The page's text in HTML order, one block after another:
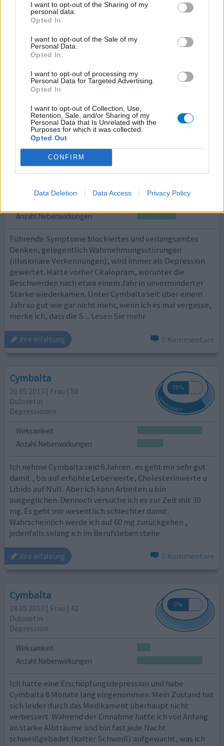
I want to opt-out of the Sharing of my
personal data.
Opted In
I want to opt-out of the Sale of my
Personal Data.
Opted In
I want to opt-out of processing my
Personal Data for Targeted Advertising.
Opted In
I want to opt-out of Collection, Use,
Retention, Sale, and/or Sharing of my
Personal Data that Is Unrelated with the
Purposes for which it was collected.
Opted Out
CONFIRM
Data Deletion Data Access Privacy Policy
Gegen Depression , nach Mirtazipin , Fluoxetin,
Venlafaxin und Elontril nun Cymbalta. Eigentlich waren
Mirtazipin hatte ich morgens arge Probleme und nahm
schnell zu. Venlafaxin trieb mich morgens schneller hoch
Schwitzen , ebenso bei Elontril. Cymbalta etwas weniger
... Lesen Sie mehr
ihre erfahrung 0 Kommentare
Cymbalta
04.07.2013 | Frau | 32
Duloxetin
Anzahl Nebenwirkungen
Führende Symptome blockiertes und verlangsamtes
Denken, gelegentlich Wahrnehmungsstörungen
(illusionäre Verkennungen), wird immer als Depression
gewertet. Hatte vorher Citalopram, worunter die
Beschwerden nach etwa einem Jahr in unverminderter
Stärke wiederkamen. Unter Cymbalta seit über einem
Jahr so gut wie gar nicht mehr, wenn ich es mal vergesse,
merke ich, dass die S ... Lesen Sie mehr
ihre erfahrung 0 Kommentare
Cymbalta
26.05.2013 | Frau | 58
Duloxetin
Depressionen
Wirksamkeit
Anzahl Nebenwirkungen
Ich nehme Cymbalta seid 6 Jahren . es geht mir sehr gut
damit , bis auf erhöhte Leberwerte, Cholesterinwerte u
Libido auf Null . Aber ich kann Arbeiten u bin
ausgeglichen. Dennoch versuche ich es zur Zeit mit 30
mg. Es geht mir wesentlich schlechter damit.
Wahrscheinlich werde ich auf 60 mg zurückgehen ,
jedenfalls solang ich im Berufsleben stehe
ihre erfahrung 0 Kommentare
Cymbalta
18.05.2013 | Frau | 42
Duloxetin
Depression
Wirksamkeit
Anzahl Nebenwirkungen
Ich hatte eine Erschöpfungsdepression und habe
Cymbalta 8 Monate lang eingenommen. Mein Zustand hat
sich leider durch das Medikament überhaupt nicht
verbessert. Während der Einnahme hatte ich von Anfang
an starke Albträume und bin fast jede Nacht
schweißgebadet (kalter Schweiß) aufgewacht, was ich